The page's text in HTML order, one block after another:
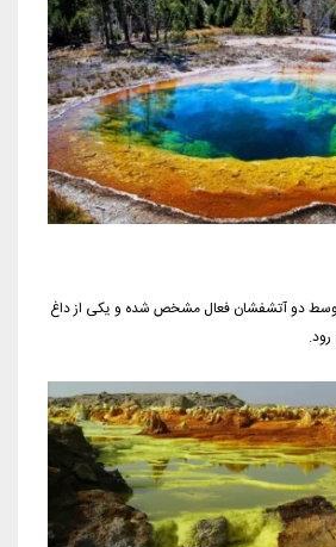
توسط دو آتشفشان فعال مشخص شده و یکی از داغ